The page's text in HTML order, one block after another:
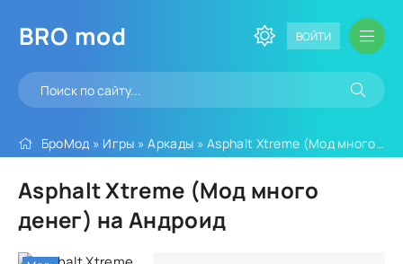
BRO mod ВОЙТИ
БроМод » Игры »Аркады » Asphalt Xtreme (Мод много денег)
Asphalt Xtreme (Мод много
денег) на Андроид